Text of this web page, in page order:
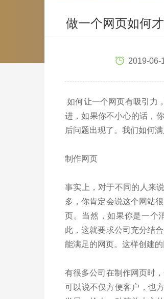
做一个网页如何
2019-06-
如何让一个网页有吸引力
进，如果你不小心的话，
后问题出现了。我们如何
制作网页
事实上，对于不同的人来
多，你肯定会说这个网站
页。当然，如果你是一个
此，这就要求公司充分结
能满足的网页。这样创建
有很多公司在制作网页时
可以说不仅方便客户，也